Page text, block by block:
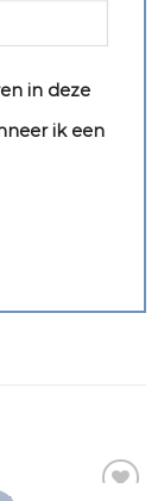
in deze
ik een